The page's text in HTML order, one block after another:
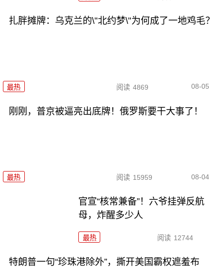
扎胖摊牌：乌克兰的\"北约梦\"为何成了一地鸡毛？
最热 阅读 4869 08-05
刚刚，普京被逼亮出底牌！俄罗斯要干大事了！
最热 阅读 15959 08-04
官宣“核常兼备”！六爷挂弹反航
母，炸醒多少人
最热 阅读 12744
特朗普一句“珍珠港除外”，撕开美国霸权遮羞布